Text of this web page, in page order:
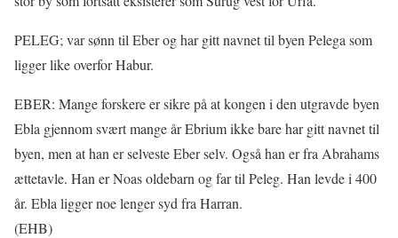
PELEG; var sønn til Eber og har gitt navnet til byen Pelega som
ligger like overfor Habur.
EBER: Mange forskere er sikre på at kongen i den utgravde byen
Ebla gjennom svært mange år Ebrium ikke bare har gitt navnet til
byen, men at han er selveste Eber selv. Også han er fra Abrahams
ættetavle. Han er Noas oldebarn og far til Peleg. Han levde i 400
år. Ebla ligger noe lenger syd fra Harran.
(EHB)